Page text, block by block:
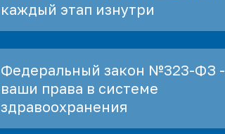
каждый этап изнутри
Федеральный закон №323-ФЗ -
ваши права в системе
здравоохранения